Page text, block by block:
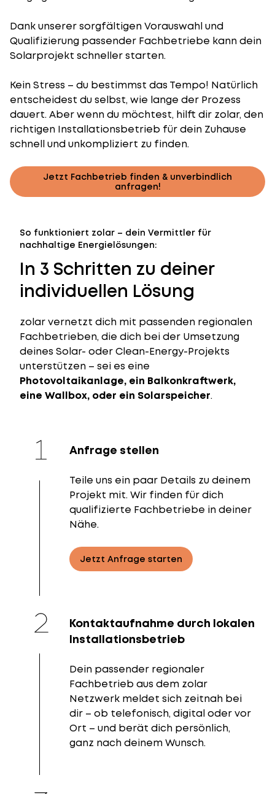
Dank unserer sorgfältigen Vorauswahl und
Qualifizierung passender Fachbetriebe kann dein
Solarprojekt schneller starten.
Kein Stress – du bestimmst das Tempo! Natürlich
entscheidest du selbst, wie lange der Prozess
dauert. Aber wenn du möchtest, hilft dir zolar, den
richtigen Installationsbetrieb für dein Zuhause
schnell und unkompliziert zu finden.
Jetzt Fachbetrieb finden & unverbindlich
anfragen!
So funktioniert zolar – dein Vermittler für
nachhaltige Energielösungen:
In 3 Schritten zu deiner
individuellen Lösung
zolar vernetzt dich mit passenden regionalen
Fachbetrieben, die dich bei der Umsetzung
deines Solar- oder Clean-Energy-Projekts
unterstützen – sei es eine
Photovoltaikanlage, ein Balkonkraftwerk,
eine Wallbox, oder ein Solarspeicher.
Anfrage stellen
Teile uns ein paar Details zu deinem
Projekt mit. Wir finden für dich
qualifizierte Fachbetriebe in deiner
Nähe.
Jetzt Anfrage starten
Kontaktaufnahme durch lokalen
Installationsbetrieb
Dein passender regionaler
Fachbetrieb aus dem zolar
Netzwerk meldet sich zeitnah bei
dir – ob telefonisch, digital oder vor
Ort – und berät dich persönlich,
ganz nach deinem Wunsch.